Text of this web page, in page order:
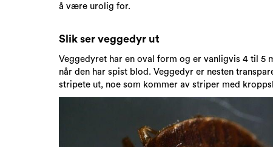
å være urolig for.
Slik ser veggedyr ut
Veggedyret har en oval form og er vanligvis 4 til 5
når den har spist blod. Veggedyr er nesten
stripete ut, noe som kommer av striper med